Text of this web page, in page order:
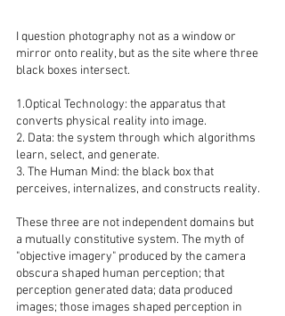
I question photography not as a window or
mirror onto reality, but as the site where three
black boxes intersect.
1.Optical Technology: the apparatus that
converts physical reality into image.
2. Data: the system through which algorithms
learn, select, and generate.
3. The Human Mind: the black box that
perceives, internalizes, and constructs reality.
These three are not independent domains but
a mutually constitutive system. The myth of
"objective imagery" produced by the camera
obscura shaped human perception; that
perception generated data; data produced
images; those images shaped perception in